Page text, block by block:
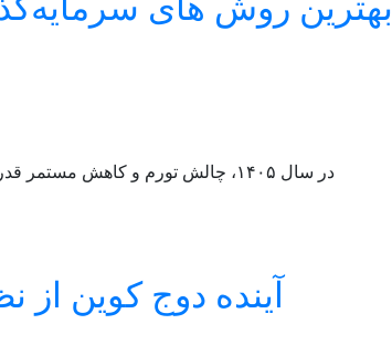
در سال ۱۴۰۵، چالش تورم و کاهش
آینده دوج کوین از